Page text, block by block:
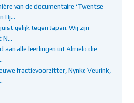
van de documentaire ‘Twentse
Bj…
gelijk tegen Japan. Wij zijn
N…
aan alle leerlingen uit Almelo die
fractievoorzitter, Nynke Veurink,